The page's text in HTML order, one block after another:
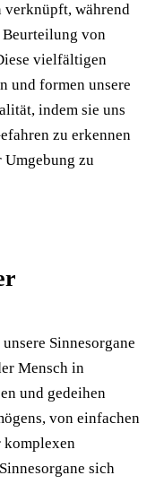
verknüpft, während
von
vielfältigen
und formen unsere
indem sie uns
zu erkennen
Umgebung zu
Sinnesorgane
Mensch in
und gedeihen
von einfachen
sich